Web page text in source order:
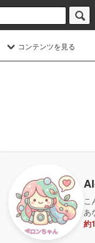
コンテンツを見る
こ
あ
約